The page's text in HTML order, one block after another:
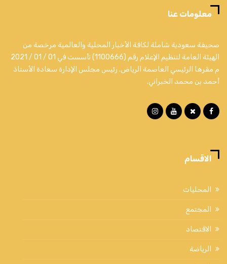
معلومات عنا
صحيفة سعودية شاملة لكافة الأخبار المحلية والعالمية مرخصة من
الهيئة العامة لتنظيم الإعلام رقم (1100666) تأسست في 01 / 01 / 2021
م مقرها الرئيسي العاصمة الرياض. رئيس مجلس الإدارة سعادة الأستاذ
أحمد بن محمد الخبراني.
الاقسام
المحليات
المجتمع
الاقتصاد
الرياضة